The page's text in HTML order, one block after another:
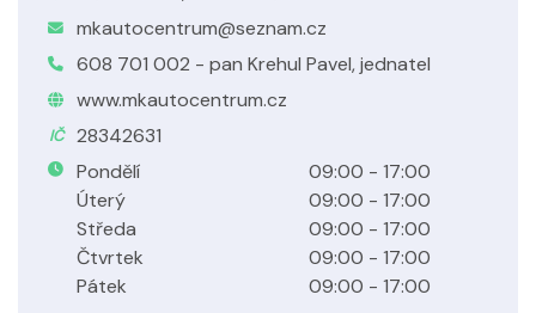
mkautocentrum@seznam.cz
608 701 002 - pan Krehul Pavel, jednatel
www.mkautocentrum.cz
IČ
28342631
Pondělí
09:00 - 17:00
Úterý
09:00 - 17:00
Středa
09:00 - 17:00
Čtvrtek
09:00 - 17:00
Pátek
09:00 - 17:00